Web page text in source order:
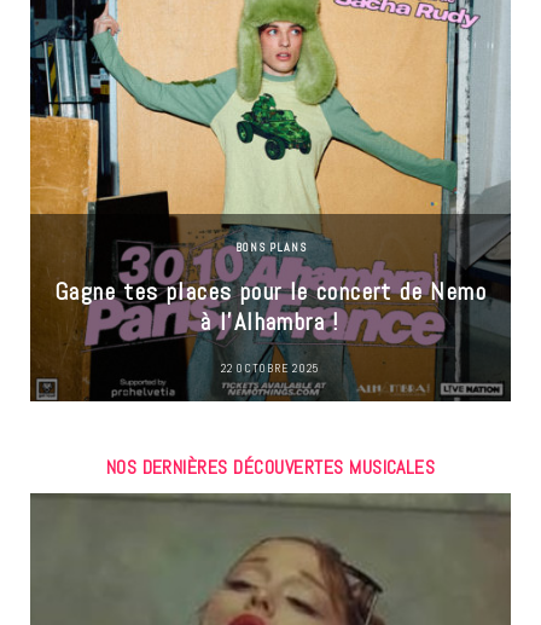
BONS PLANS
Gagne tes places pour le concert de Nemo
à l’Alhambra !
22 OCTOBRE 2025
NOS DERNIÈRES DÉCOUVERTES MUSICALES